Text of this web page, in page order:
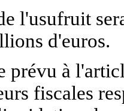
l'usufruit
d'euros.
prévu à
fiscales